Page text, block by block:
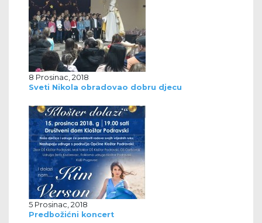
8 Prosinac, 2018
Sveti Nikola obradovao dobru djecu
5 Prosinac, 2018
Predbožićni koncert